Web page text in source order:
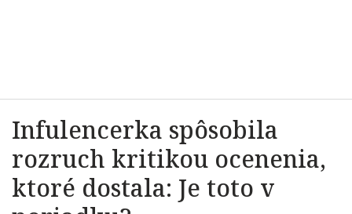
Infulencerka spôsobila
rozruch kritikou ocenenia,
ktoré dostala: Je toto v